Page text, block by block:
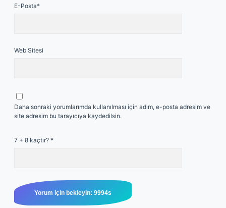
E-Posta*
Web Sitesi
Daha sonraki yorumlarımda kullanılması için adım, e-posta adresim ve
site adresim bu tarayıcıya kaydedilsin.
7 + 8 kaçtır? *